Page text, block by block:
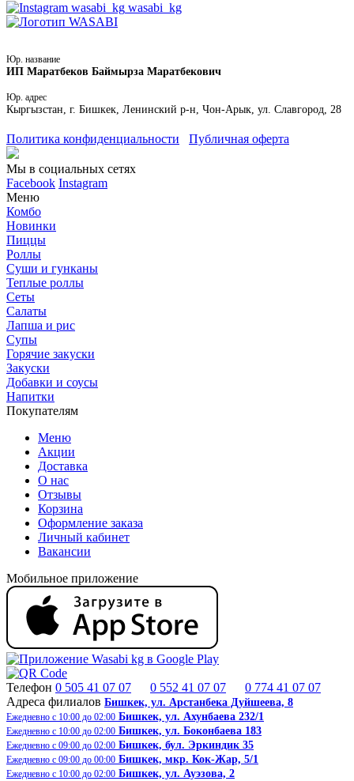
wasabi_kg
Юр. название
ИП Маратбеков Баймырза Маратбекович
Юр. адрес
Кыргызстан, г. Бишкек, Ленинский р-н, Чон-Арык, ул. Славгород, 28
Политика конфиденциальности Публичная оферта
Мы в социальных сетях
Facebook Instagram
Меню
Комбо
Новинки
Пиццы
Роллы
Суши и гунканы
Теплые роллы
Сеты
Салаты
Лапша и рис
Супы
Горячие закуски
Закуски
Добавки и соусы
Напитки
Покупателям
Меню
Акции
Доставка
О нас
Отзывы
Корзина
Оформление заказа
Личный кабинет
Вакансии
Мобильное приложение
Телефон 0 505 41 07 07 0 552 41 07 07
0 774 41 07 07
Адреса филиалов Бишкек, ​ул. Арстанбека Дуйшеева, 8
Ежедневно с 10:00 до 02:00 Бишкек, ул. Ахунбаева 232/1
Ежедневно с 10:00 до 02:00 Бишкек, ул. Боконбаева 183
Ежедневно с 09:00 до 02:00 Бишкек, бул. Эркиндик 35
Ежедневно с 09:00 до 00:00 Бишкек, ​​мкр. Кок-Жар, 5/1
Ежедневно с 10:00 до 02:00 Бишкек, ул. Ауэзова, 2